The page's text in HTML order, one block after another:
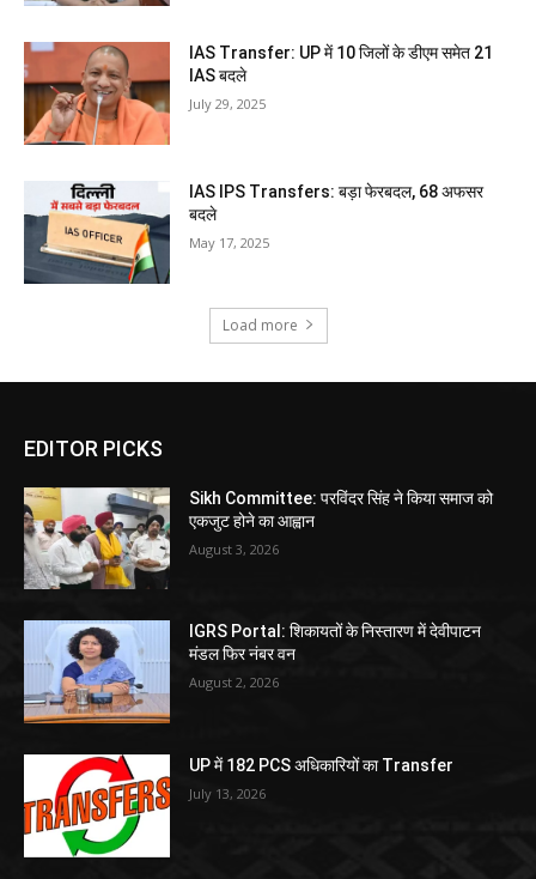
IAS Transfer: UP में 10 जिलों के डीएम समेत 21
IAS बदले
July 29, 2025
IAS IPS Transfers: बड़ा फेरबदल, 68 अफसर
बदले
May 17, 2025
Load more
EDITOR PICKS
Sikh Committee: परविंदर सिंह ने किया समाज को
एकजुट होने का आह्वान
August 3, 2026
IGRS Portal: शिकायतों के निस्तारण में देवीपाटन
मंडल फिर नंबर वन
August 2, 2026
UP में 182 PCS अधिकारियों का Transfer
July 13, 2026